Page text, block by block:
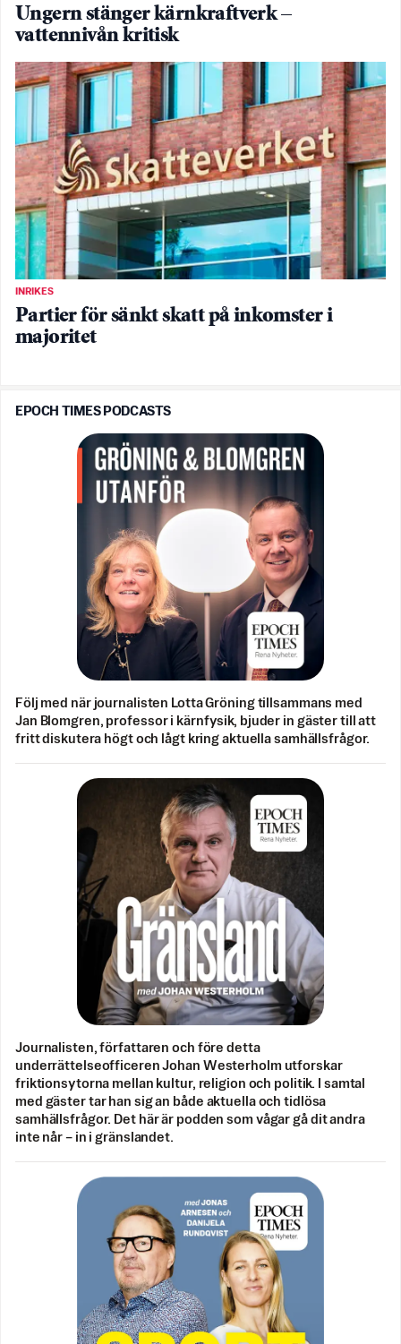
Ungern stänger kärnkraftverk –
vattennivån kritisk
INRIKES
Partier för sänkt skatt på inkomster i
majoritet
EPOCH TIMES PODCASTS
Följ med när journalisten Lotta Gröning tillsammans med
Jan Blomgren, professor i kärnfysik, bjuder in gäster till att
fritt diskutera högt och lågt kring aktuella samhällsfrågor.
Journalisten, författaren och före detta
underrättelseofficeren Johan Westerholm utforskar
friktionsytorna mellan kultur, religion och politik. I samtal
med gäster tar han sig an både aktuella och tidlösa
samhällsfrågor. Det här är podden som vågar gå dit andra
inte når – in i gränslandet.